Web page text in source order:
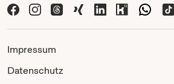
Impressum
Datenschutz